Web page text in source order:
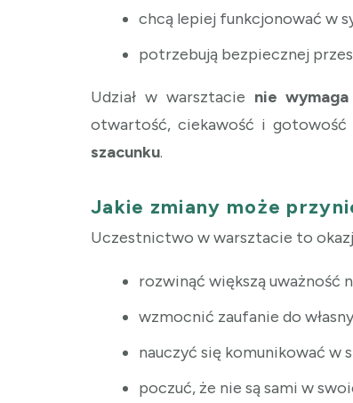
chcą lepiej funkcjonować w
potrzebują bezpiecznej
Udział w warsztacie nie
otwartość, ciekawość i gotowość
szacunku.
Jakie zmiany może
Uczestnictwo w warsztacie to
rozwinąć większą uważność
wzmocnić zaufanie do
nauczyć się komunikować w
poczuć, że nie są sami w